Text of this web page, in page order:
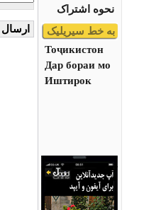
نحوه اشتراک
به خط سیریلیک
Тоҷикистон
Дар бораи мо
Иштирок